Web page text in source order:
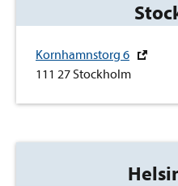
Kornhamnstorg 6
111 27 Stockholm